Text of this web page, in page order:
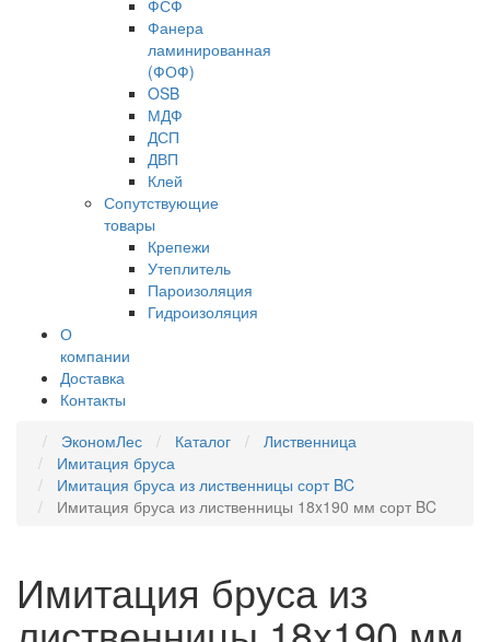
ФСФ
Фанера
ламинированная
(ФОФ)
OSB
МДФ
ДСП
ДВП
Клей
Сопутствующие
товары
Крепежи
Утеплитель
Пароизоляция
Гидроизоляция
О
компании
Доставка
Контакты
ЭкономЛес Каталог
Лиственница
Имитация бруса
Имитация бруса из лиственницы сорт BC
Имитация бруса из лиственницы 18x190 мм сорт BC
Имитация бруса из